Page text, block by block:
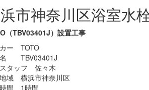
市神奈川区浴室水
（TBV03401J）設置工事
ー TOTO
名 TBV03401J
タッフ 佐々木
域 横浜市神奈川区
間 1時間